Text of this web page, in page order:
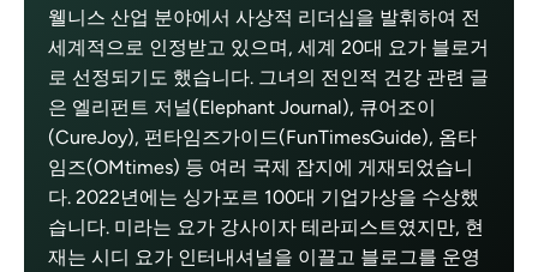
웰니스 산업 분야에서 사상적 리더십을 발휘하여 전
세계적으로 인정받고 있으며, 세계 20대 요가 블로거
로 선정되기도 했습니다. 그녀의 전인적 건강 관련 글
은 엘리펀트 저널(Elephant Journal), 큐어조이
(CureJoy), 펀타임즈가이드(FunTimesGuide), 옴타
임즈(OMtimes) 등 여러 국제 잡지에 게재되었습니
다. 2022년에는 싱가포르 100대 기업가상을 수상했
습니다. 미라는 요가 강사이자 테라피스트였지만, 현
재는 시디 요가 인터내셔널을 이끌고 블로그를 운영